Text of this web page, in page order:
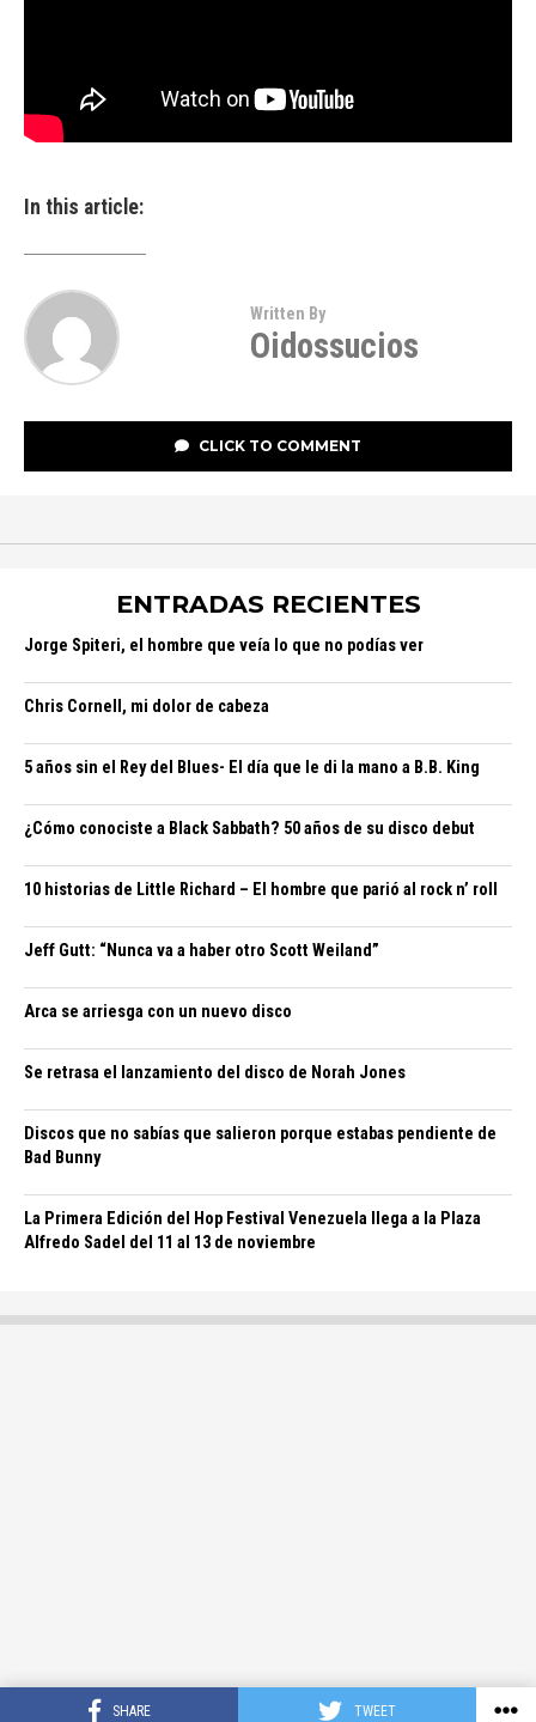
SHARE TWEET
In this article:
Written By
Oidossucios
CLICK TO COMMENT
ENTRADAS RECIENTES
Jorge Spiteri, el hombre que veía lo que no podías ver
Chris Cornell, mi dolor de cabeza
5 años sin el Rey del Blues- El día que le di la mano a B.B. King
¿Cómo conociste a Black Sabbath? 50 años de su disco debut
10 historias de Little Richard – El hombre que parió al rock n’ roll
Jeff Gutt: “Nunca va a haber otro Scott Weiland”
Arca se arriesga con un nuevo disco
Se retrasa el lanzamiento del disco de Norah Jones
Discos que no sabías que salieron porque estabas pendiente de
Bad Bunny
La Primera Edición del Hop Festival Venezuela llega a la Plaza
Alfredo Sadel del 11 al 13 de noviembre